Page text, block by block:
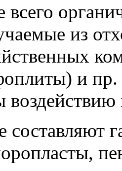
всего
из
и